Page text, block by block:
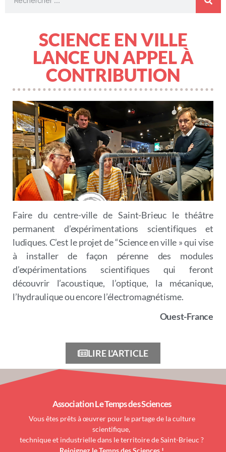
SCIENCE EN VILLE
LANCE UN APPEL À
CONTRIBUTION
Faire du centre-ville de Saint-Brieuc le théâtre
permanent d’expérimentations scientifiques et
ludiques. C’est le projet de “Science en ville » qui vise
à installer de façon pérenne des modules
d’expérimentations scientifiques qui feront
découvrir l’acoustique, l’optique, la mécanique,
l’hydraulique ou encore l’électromagnétisme.
Ouest-France
LIRE L'ARTICLE
Association Le Temps des Sciences
Vous êtes prêts à œuvrer pour le partage de la culture
scientifique,
technique et industrielle dans le territoire de Saint-Brieuc ?